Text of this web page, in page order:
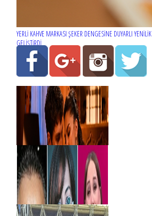
YERLİ KAHVE MARKASI ŞEKER DENGESİNE DUYARLI YENİLİK
GELİŞTİRDİ